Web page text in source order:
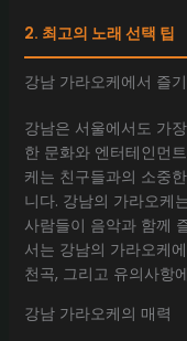
2. 최고의 노래 선택 팁
강남 가라오케에서 즐
강남은 서울에서도 가
한 문화와 엔터테인먼
케는 친구들과의 소중
니다. 강남의 가라오케
사람들이 음악과 함께
서는 강남의 가라오케
천곡, 그리고 유의사항
강남 가라오케의 매력